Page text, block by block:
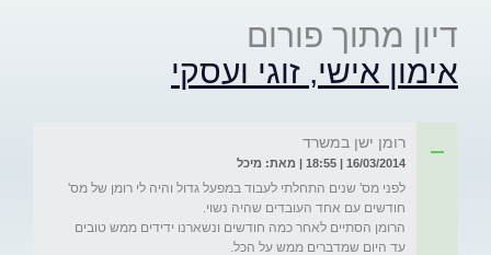
דיון מתוך פורום
אימון אישי, זוגי ועסקי
רומן ישן במשרד
16/03/2014 | 18:55 | מאת: מיכל
לפני מס' שנים התחלתי לעבוד במפעל גדול והיה לי רומן של מס'
הרומן הסתיים לאחר כמה חודשים ונשארנו ידידים ממש טובים